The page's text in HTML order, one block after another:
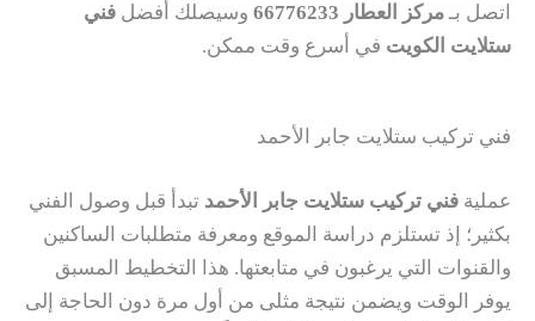
اتصل بـ مركز العطار 66776233 وسيصلك أفضل فني
ستلايت الكويت في أسرع وقت ممكن.
فني تركيب ستلايت جابر الأحمد
عملية فني تركيب ستلايت جابر الأحمد تبدأ قبل وصول الفني
بكثير؛ إذ تستلزم دراسة الموقع ومعرفة متطلبات الساكنين
والقنوات التي يرغبون في متابعتها. هذا التخطيط المسبق
يوفر الوقت ويضمن نتيجة مثلى من أول مرة دون الحاجة إلى